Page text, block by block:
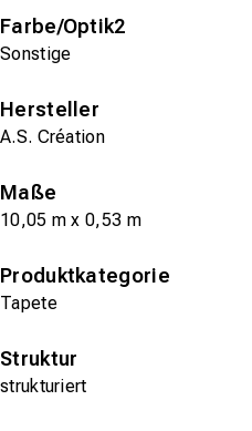
Farbe/Optik2
Sonstige
Hersteller
A.S. Création
Maße
10,05 m x 0,53 m
Produktkategorie
Tapete
Struktur
strukturiert